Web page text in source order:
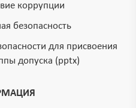
коррупции
безопасность
для присвоения
допуска (pptx)